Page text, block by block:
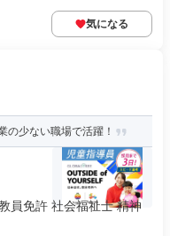
気になる
の少ない職場で活躍！
員免許 社会福祉士 精神